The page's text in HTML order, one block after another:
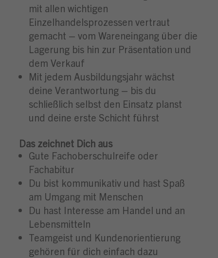
mit allen wichtigen
Einzelhandelsprozessen vertraut
gemacht – vom Wareneingang über die
Lagerung bis hin zur Präsentation und
dem Verkauf
Mit jedem Ausbildungsjahr wächst
deine Verantwortung – bis du
schließlich selbst den Einsatz planst
und deine erste Schicht führst
Das zeichnet Dich aus
Gute Fachoberschulreife oder
Fachabitur
Du bist kommunikativ und hast Spaß
am Umgang mit Menschen
Du hast Interesse am Handel und an
Lebensmitteln
Teamgeist und Kundenorientierung
gehören für dich einfach dazu